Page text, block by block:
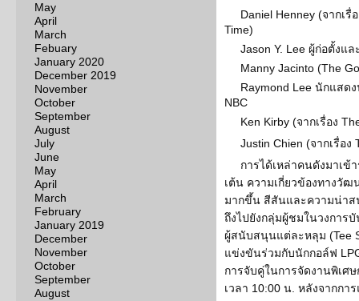
May
April
March
Febuary
January 2020
December 2019
November
October
September
August
July
June
May
April
March
February
January 2019
December
November
October
September
August
Daniel Henney (จากเรื่
Time)
Jason Y. Lee ผู้ก่อตั้งแ
Manny Jacinto (The
Raymond Lee นักแสด
NBC
Ken Kirby (จากเรื่อง
Justin Chien (จากเรื่อง
การได้เหล่าคนดังมาเ
เต้น ความเกี่ยวข้องทางวั
มากขึ้น สีสันและความน่าส
ถึงไปยังกลุ่มผู้ชมในวงการ
ผู้สนับสนุนแต่ละหลุม (Tee
แข่งขันร่วมกับนักกอล์ฟ
การจับคู่ในการจัดงานพิเศ
เวลา 10:00 น. หลังจากก